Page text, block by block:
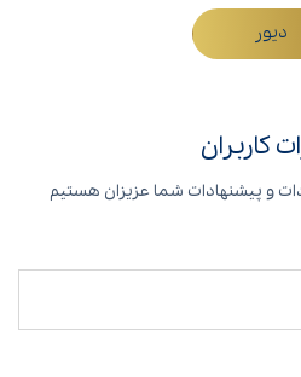
دیور
کاربران
و پیشنهادات شما عزیزان هستیم